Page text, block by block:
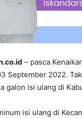
– pasca
September 2022.
galon isi ulang di
isi ulang di